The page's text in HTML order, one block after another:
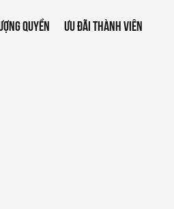
QUYỀN ƯU ĐÃI THÀNH VIÊN